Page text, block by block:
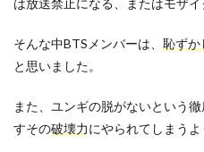
は放送禁止になる、またはモザイ
そんな中BTSメンバーは、 恥ずか
と思いました。
また、ユンギの脱がないという
すその破壊力にやられてしまうよ